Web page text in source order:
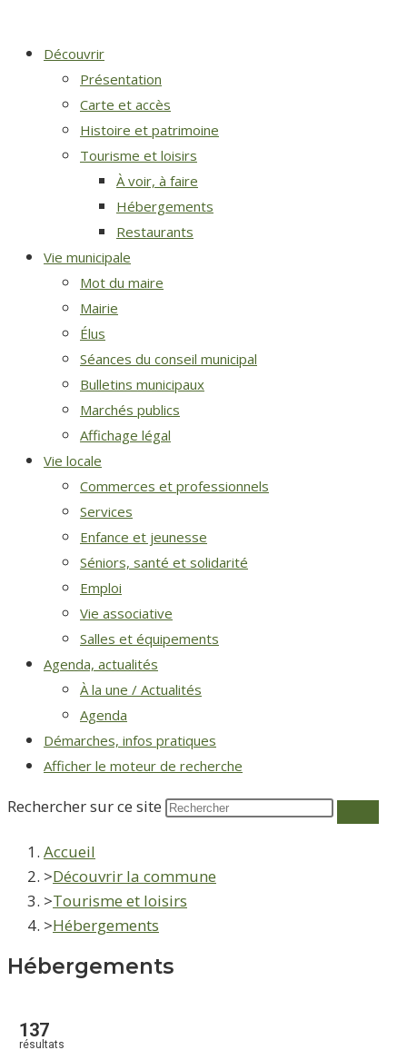
Découvrir
Présentation
Carte et accès
Histoire et patrimoine
Tourisme et loisirs
À voir, à faire
Hébergements
Restaurants
Vie municipale
Mot du maire
Mairie
Élus
Séances du conseil municipal
Bulletins municipaux
Marchés publics
Affichage légal
Vie locale
Commerces et professionnels
Services
Enfance et jeunesse
Séniors, santé et solidarité
Emploi
Vie associative
Salles et équipements
Agenda, actualités
À la une / Actualités
Agenda
Démarches, infos pratiques
Afficher le moteur de recherche
Rechercher sur ce site
Accueil
>Découvrir la commune
>Tourisme et loisirs
>Hébergements
Hébergements
137
résultats